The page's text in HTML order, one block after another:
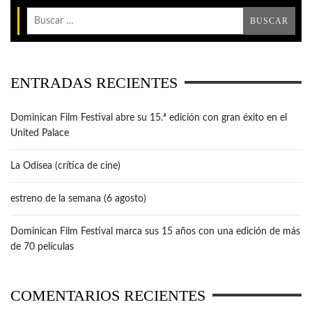
ENTRADAS RECIENTES
Dominican Film Festival abre su 15.ª edición con gran éxito en el
United Palace
La Odisea (crítica de cine)
estreno de la semana (6 agosto)
Dominican Film Festival marca sus 15 años con una edición de más
de 70 películas
COMENTARIOS RECIENTES